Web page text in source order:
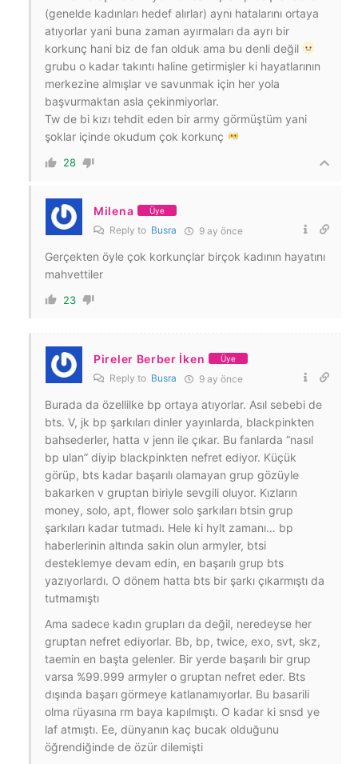
(genelde kadınları hedef alırlar) aynı hatalarını ortaya
atıyorlar yani buna zaman ayırmaları da ayrı bir
korkunç hani biz de fan olduk ama bu denli değil
grubu o kadar takıntı haline getirmişler ki hayatlarının
merkezine almışlar ve savunmak için her yola
başvurmaktan asla çekinmiyorlar.
Tw de bi kızı tehdit eden bir army görmüştüm yani
şoklar içinde okudum çok korkunç
28
Milena Üye
Reply to Busra 9 ay önce
Gerçekten öyle çok korkunçlar birçok kadının hayatını
mahvettiler
23
Pireler Berber İken Üye
Reply to Busra 9 ay önce
Burada da özellilke bp ortaya atıyorlar. Asıl sebebi de
bts. V, jk bp şarkıları dinler yayınlarda, blackpinkten
bahsederler, hatta v jenn ile çıkar. Bu fanlarda “nasıl
bp ulan” diyip blackpinkten nefret ediyor. Küçük
görüp, bts kadar başarılı olamayan grup gözüyle
bakarken v gruptan biriyle sevgili oluyor. Kızların
money, solo, apt, flower solo şarkıları btsin grup
şarkıları kadar tutmadı. Hele ki hylt zamanı… bp
haberlerinin altında sakin olun armyler, btsi
desteklemye devam edin, en başarılı grup bts
yazıyorlardı. O dönem hatta bts bir şarkı çıkarmıştı da
tutmamıştı
Ama sadece kadın grupları da değil, neredeyse her
gruptan nefret ediyorlar. Bb, bp, twice, exo, svt, skz,
taemin en başta gelenler. Bir yerde başarılı bir grup
varsa %99.999 armyler o gruptan nefret eder. Bts
dışında başarı görmeye katlanamıyorlar. Bu basarili
olma rüyasına rm baya kapılmıştı. O kadar ki snsd ye
laf atmıştı. Ee, dünyanın kaç bucak olduğunu
öğrendiğinde de özür dilemişti